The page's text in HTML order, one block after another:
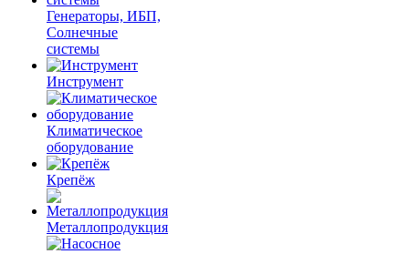
Генераторы, ИБП,
Солнечные
системы
Инструмент
Климатическое
оборудование
Крепёж
Металлопродукция